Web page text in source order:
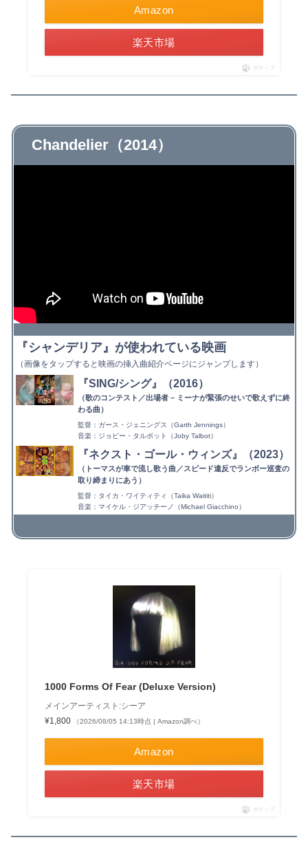
Amazon
楽天市場
ポチップ
Chandelier（2014）
『シャンデリア』が使われている映画
（画像をタップすると映画の挿入曲紹介ページにジャンプします）
『SING/シング』（2016）
（歌のコンテスト／出場者 – ミーナが緊張のせいで歌えずに終
わる曲）
監督：ガース・ジェニングス（Garth Jennings）
音楽：ジョビー・タルボット（Joby Talbot）
『ネクスト・ゴール・ウィンズ』（2023）
（トーマスが車で流し歌う曲／スピード違反でランボー巡査の
取り締まりにあう）
監督：タイカ・ワイティティ（Taika Waititi）
音楽：マイケル・ジアッチーノ（Michael Giacchino）
1000 Forms Of Fear (Deluxe Version)
メインアーティスト:シーア
¥1,800
（2026/08/05 14:13時点 | Amazon調べ）
Amazon
楽天市場
ポチップ